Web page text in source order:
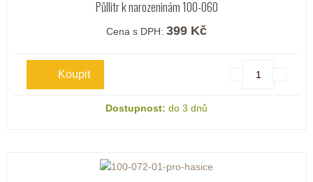
Půllitr k narozeninám 100-060
Cena s DPH: 399 Kč
Dostupnost: do 3 dnů